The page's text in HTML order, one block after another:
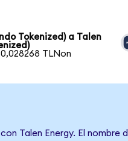
Tokenized) a Talen
0,028268 TLNon
Talen Energy. El nombre